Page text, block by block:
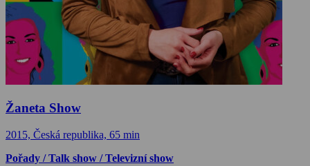
Žaneta Show
2015, Česká republika, 65 min
Pořady / Talk show / Televizní show